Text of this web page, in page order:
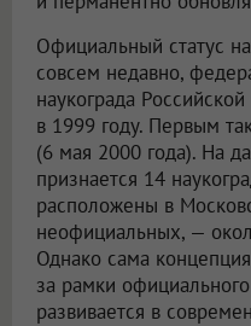
Официальный статус
совсем недавно,
наукограда
в 1999 году. Первым
(6 мая 2000 года). На
признается 14
расположены в
неофициальных, —
Однако сама
за рамки
развивается в